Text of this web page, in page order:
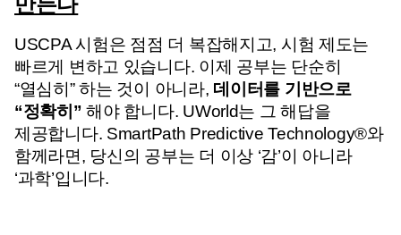
USCPA 시험은 점점 더 복잡해지고, 시험 제도는
빠르게 변하고 있습니다. 이제 공부는 단순히
“열심히” 하는 것이 아니라, 데이터를 기반으로
“정확히” 해야 합니다. UWorld는 그 해답을
제공합니다. SmartPath Predictive Technology®와
함께라면, 당신의 공부는 더 이상 ‘감’이 아니라
‘과학’입니다.